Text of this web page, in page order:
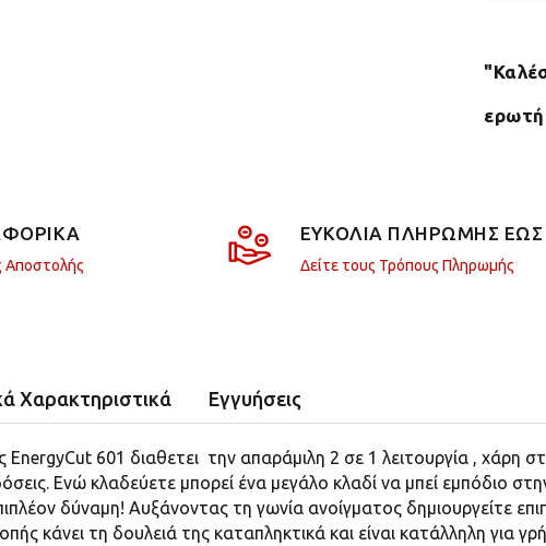
Αποστολής
ΕΥΚΟΛΙΑ ΠΛΗΡΩΜΗΣ ΕΩΣ
Δείτε τους Τρόπους Πληρωμής
Χαρακτηριστικά Εγγυήσεις
601 διαθετει την απαράμιλη 2 σε 1 λειτουργία , χάρη
Ενώ κλαδεύετε μπορεί ένα μεγάλο κλαδί να μπεί εμπόδιο
δύναμη! Αυξάνοντας τη γωνία ανοίγματος δημιουργείτε
κάνει τη δουλειά της καταπληκτικά και είναι κατάλληλη